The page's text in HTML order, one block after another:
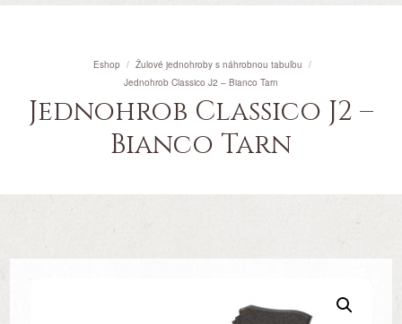
Eshop
Žulové jednohroby s náhrobnou tabuľou
Jednohrob Classico J2 – Bianco Tarn
Jednohrob Classico J2 –
Bianco Tarn